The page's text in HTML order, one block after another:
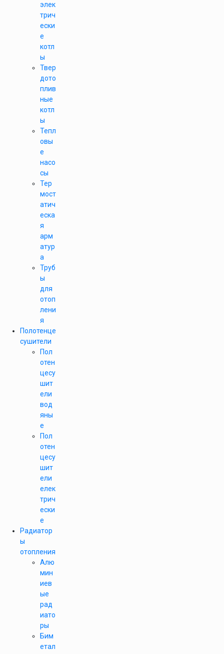
элек
трич
ески
е
котл
ы
Твер
дото
плив
ные
котл
ы
Тепл
овы
е
насо
сы
Тер
мост
атич
еска
я
арм
атур
а
Труб
ы
для
отоп
лени
я
Полотенце
сушители
Пол
отен
цесу
шит
ели
вод
яны
е
Пол
отен
цесу
шит
ели
елек
трич
ески
е
Радиатор
ы
отопления
Алю
мин
иев
ые
рад
иато
ры
Бим
етал